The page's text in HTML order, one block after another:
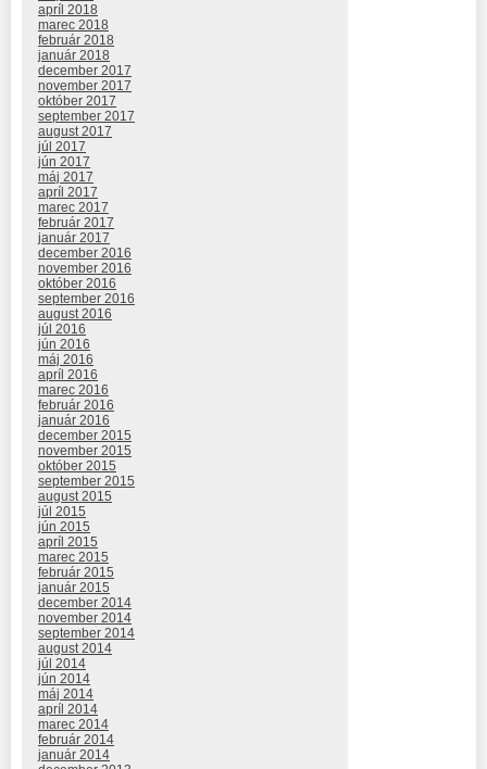
apríl 2018
marec 2018
február 2018
január 2018
december 2017
november 2017
október 2017
september 2017
august 2017
júl 2017
jún 2017
máj 2017
apríl 2017
marec 2017
február 2017
január 2017
december 2016
november 2016
október 2016
september 2016
august 2016
júl 2016
jún 2016
máj 2016
apríl 2016
marec 2016
február 2016
január 2016
december 2015
november 2015
október 2015
september 2015
august 2015
júl 2015
jún 2015
apríl 2015
marec 2015
február 2015
január 2015
december 2014
november 2014
september 2014
august 2014
júl 2014
jún 2014
máj 2014
apríl 2014
marec 2014
február 2014
január 2014